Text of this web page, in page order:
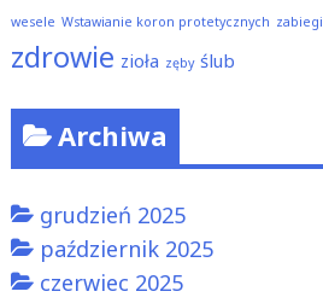
wesele Wstawianie koron protetycznych zabiegi
zdrowie zioła zęby ślub
Archiwa
grudzień 2025
październik 2025
czerwiec 2025